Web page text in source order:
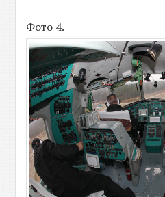
Фото 4.